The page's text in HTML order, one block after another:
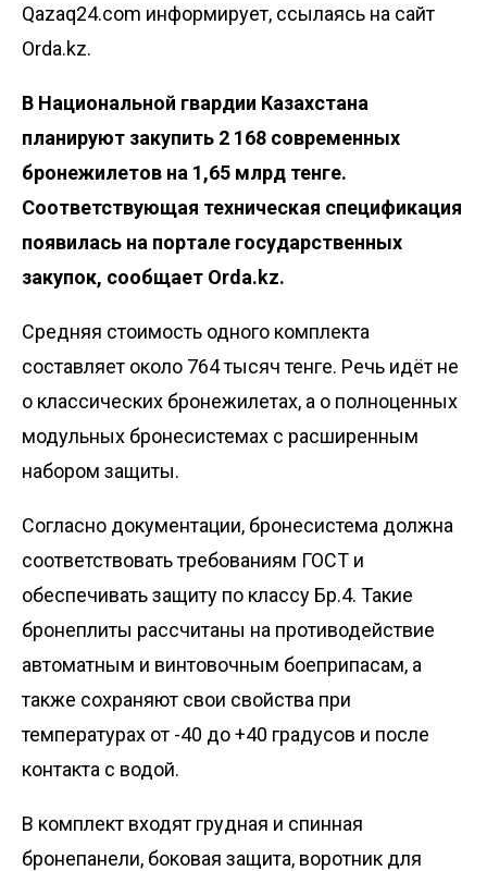
Qazaq24.com информирует, ссылаясь на сайт
Orda.kz.
В Национальной гвардии Казахстана
планируют закупить 2 168 современных
бронежилетов на 1,65 млрд тенге.
Соответствующая техническая спецификация
появилась на портале государственных
закупок, сообщает Orda.kz.
Средняя стоимость одного комплекта
составляет около 764 тысяч тенге. Речь идёт не
о классических бронежилетах, а о полноценных
модульных бронесистемах с расширенным
набором защиты.
Согласно документации, бронесистема должна
соответствовать требованиям ГОСТ и
обеспечивать защиту по классу Бр.4. Такие
бронеплиты рассчитаны на противодействие
автоматным и винтовочным боеприпасам, а
также сохраняют свои свойства при
температурах от -40 до +40 градусов и после
контакта с водой.
В комплект входят грудная и спинная
бронепанели, боковая защита, воротник для